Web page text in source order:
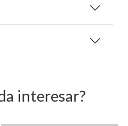
interesar?